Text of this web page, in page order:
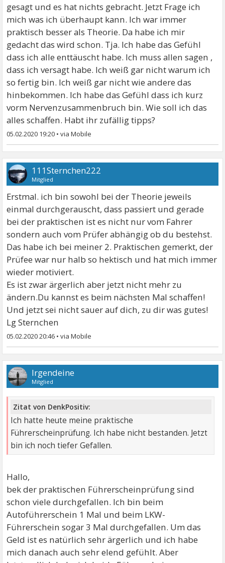
gesagt und es hat nichts gebracht. Jetzt Frage ich
mich was ich überhaupt kann. Ich war immer
praktisch besser als Theorie. Da habe ich mir
gedacht das wird schon. Tja. Ich habe das Gefühl
dass ich alle enttäuscht habe. Ich muss allen sagen ,
dass ich versagt habe. Ich weiß gar nicht warum ich
so fertig bin. Ich weiß gar nicht wie andere das
hinbekommen. Ich habe das Gefühl dass ich kurz
vorm Nervenzusammenbruch bin. Wie soll ich das
alles schaffen. Habt ihr zufällig tipps?
05.02.2020 19:20 •
111Sternchen222
Mitglied
Erstmal. ich bin sowohl bei der Theorie jeweils
einmal durchgerauscht, dass passiert und gerade
bei der praktischen ist es nicht nur vom Fahrer
sondern auch vom Prüfer abhängig ob du bestehst.
Das habe ich bei meiner 2. Praktischen gemerkt, der
Prüfee war nur halb so hektisch und hat mich immer
wieder motiviert.
Es ist zwar ärgerlich aber jetzt nicht mehr zu
ändern.Du kannst es beim nächsten Mal schaffen!
Und jetzt sei nicht sauer auf dich, zu dir was gutes!
Lg Sternchen
05.02.2020 20:46 •
Irgendeine
Mitglied
Zitat von DenkPositiv:
Ich hatte heute meine praktische
Führerscheinprüfung. Ich habe nicht bestanden. Jetzt
bin ich noch tiefer Gefallen.
Hallo,
bek der praktischen Führerscheinprüfung sind
schon viele durchgefallen. Ich bin beim
Autoführerschein 1 Mal und beim LKW-
Führerschein sogar 3 Mal durchgefallen. Um das
Geld ist es natürlich sehr ärgerlich und ich habe
mich danach auch sehr elend gefühlt. Aber